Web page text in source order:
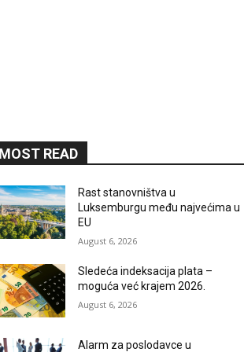
READ
Rast stanovništva u
Luksemburgu među najvećima u
EU
August 6, 2026
Sledeća indeksacija plata –
moguća već krajem 2026.
August 6, 2026
Alarm za poslodavce u